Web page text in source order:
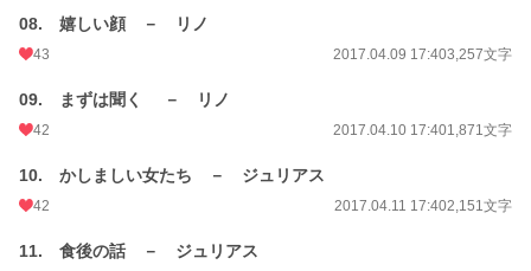
08. 嬉しい顔 － リノ
43 2017.04.09 17:403,257文字
09. まずは聞く － リノ
42 2017.04.10 17:401,871文字
10. かしましい女たち － ジュリアス
42 2017.04.11 17:402,151文字
11. 食後の話 － ジュリアス